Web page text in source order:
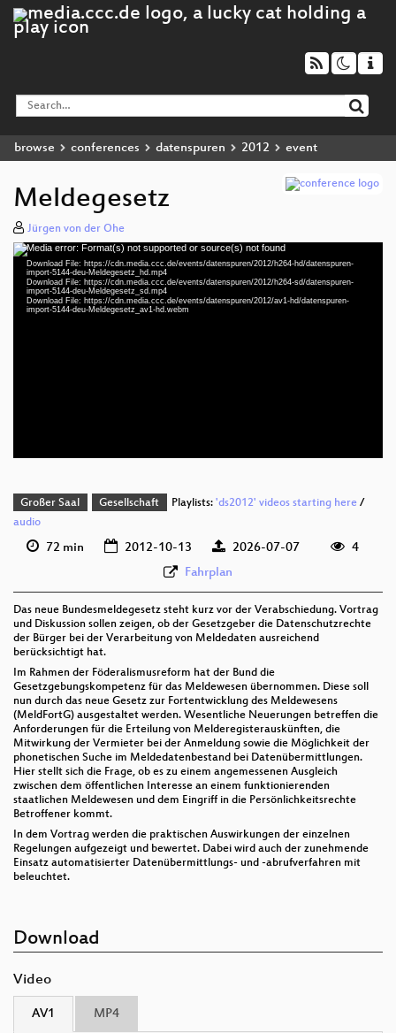
browse conferences datenspuren 2012 event
Meldegesetz
Jürgen von der Ohe
Video
Player
Media error: Format(s) not supported or source(s) not found
Download File: https://cdn.media.ccc.de/events/datenspuren/2012/h264-hd/datenspuren-
import-5144-deu-Meldegesetz_hd.mp4
Download File: https://cdn.media.ccc.de/events/datenspuren/2012/h264-sd/datenspuren-
import-5144-deu-Meldegesetz_sd.mp4
Download File: https://cdn.media.ccc.de/events/datenspuren/2012/av1-hd/datenspuren-
import-5144-deu-Meldegesetz_av1-hd.webm
Großer Saal Gesellschaft Playlists: 'ds2012' videos starting here/
audio
72 min 2012-10-13 2026-07-07
4
Fahrplan
Das neue Bundesmeldegesetz steht kurz vor der Verabschiedung. Vortrag
und Diskussion sollen zeigen, ob der Gesetzgeber die Datenschutzrechte
der Bürger bei der Verarbeitung von Meldedaten ausreichend
berücksichtigt hat.
Im Rahmen der Föderalismusreform hat der Bund die
Gesetzgebungskompetenz für das Meldewesen übernommen. Diese soll
nun durch das neue Gesetz zur Fortentwicklung des Meldewesens
(MeldFortG) ausgestaltet werden. Wesentliche Neuerungen betreffen die
Anforderungen für die Erteilung von Melderegisterauskünften, die
Mitwirkung der Vermieter bei der Anmeldung sowie die Möglichkeit der
phonetischen Suche im Meldedatenbestand bei Datenübermittlungen.
Hier stellt sich die Frage, ob es zu einem angemessenen Ausgleich
zwischen dem öffentlichen Interesse an einem funktionierenden
staatlichen Meldewesen und dem Eingriff in die Persönlichkeitsrechte
Betroffener kommt.
In dem Vortrag werden die praktischen Auswirkungen der einzelnen
Regelungen aufgezeigt und bewertet. Dabei wird auch der zunehmende
Einsatz automatisierter Datenübermittlungs- und -abrufverfahren mit
beleuchtet.
Download
Video
AV1 MP4